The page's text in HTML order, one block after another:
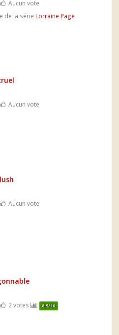
Aucun vote
de la série Lorraine Page
Aucun vote
Aucun vote
2 votes 8.5/10